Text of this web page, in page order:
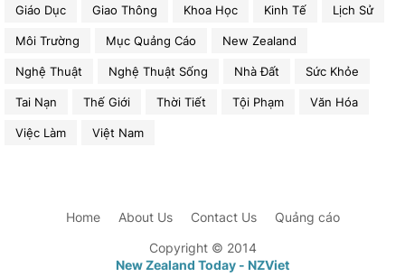
Giáo Dục Giao Thông Khoa Học Kinh Tế Lịch Sử
Môi Trường Mục Quảng Cáo New Zealand
Nghệ Thuật Nghệ Thuật Sống Nhà Đất Sức Khỏe
Tai Nạn Thế Giới Thời Tiết Tội Phạm Văn Hóa
Việc Làm Việt Nam
Copyright © 2014
New Zealand Today - NZViet
Home About Us Contact Us Quảng cáo